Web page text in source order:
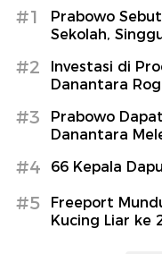
#1
Prabowo
Sekolah,
#2
Investasi di
Danantara
#3
Prabowo
Danantara
#4 66 Kepala
#5
Freeport
Kucing Liar ke